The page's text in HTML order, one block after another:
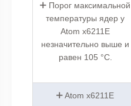
Порог максимальной
температуры ядер у
Atom x6211E
незначительно выше и
равен 105 °C.
Atom x6211E